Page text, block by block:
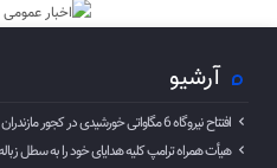
آرشیو
افتتاح نیروگاه 6 مگاواتی خورشیدی در کجور مازندران
هیأت همراه ترامپ کلیه هدایای خود را به سطل